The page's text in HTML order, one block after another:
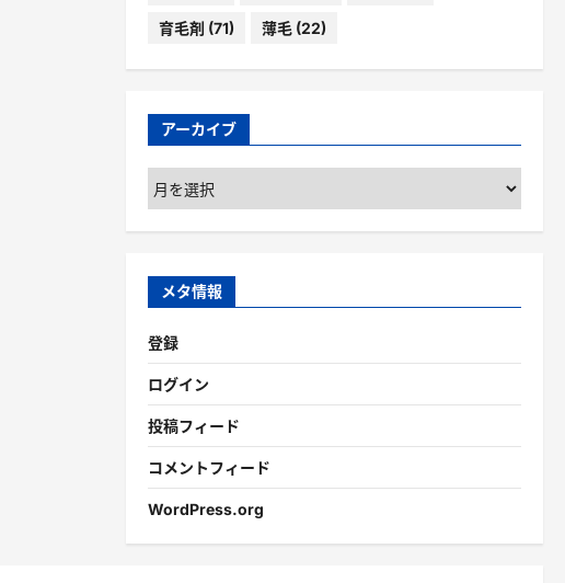
育毛剤 (71) 薄毛(22)
アーカイブ
ア
ー
カ
ブ
メタ情報
登録
ログイン
投稿フィード
コメントフィード
WordPress.org